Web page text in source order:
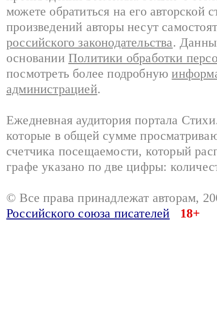
можете обратиться на его авторской
произведений авторы несут
российского законодательства.
основании Политики обработки
посмотреть более подробную
администрацией.
Ежедневная аудитория портала
которые в общей сумме
счетчика посещаемости, который
графе указано по две цифры:
© Все права принадлежат авторам,
Российского союза писателей
18+